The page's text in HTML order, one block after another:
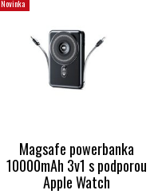
Novinka
Magsafe powerbanka
10000mAh 3v1 s podporou
Apple Watch